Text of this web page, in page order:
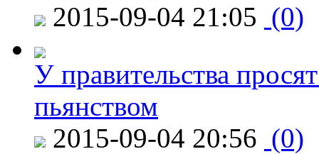
2015-09-04 21:05 (0)
У правительства
пьянством
2015-09-04 20:56 (0)